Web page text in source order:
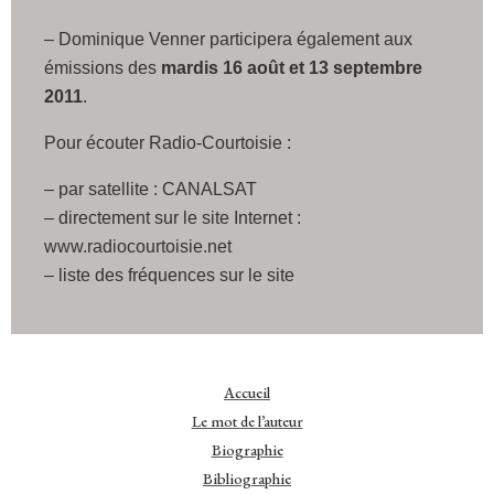
– Dominique Venner participera également aux
émissions des mardis 16 août et 13 septembre
2011.
Pour écouter Radio-Courtoisie :
– par satellite : CANALSAT
– directement sur le site Internet :
www.radiocourtoisie.net
– liste des fréquences sur le site
Accueil
Le mot de l’auteur
Biographie
Bibliographie